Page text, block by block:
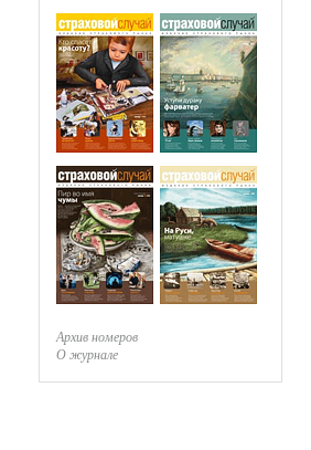
Архив номеров
О журнале